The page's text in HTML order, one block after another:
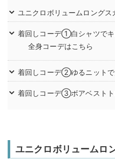
ユニクロボリュームロングス
着回しコーデ①白シャツで
全身コーデはこちら
着回しコーデ②ゆるニット
着回しコーデ③ボアベスト
ユニクロボリュームロ